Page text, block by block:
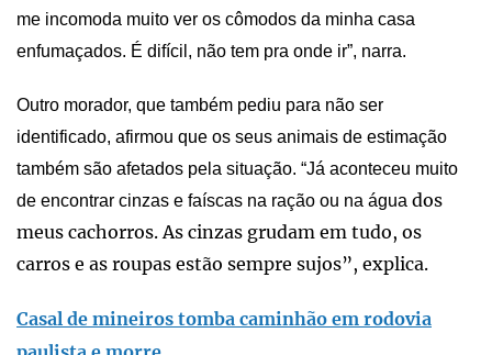
me incomoda muito ver os cômodos da minha casa
enfumaçados. É difícil, não tem pra onde ir”, narra.
Outro morador, que também pediu para não ser
identificado, afirmou que os seus animais de estimação
também são afetados pela situação. “Já aconteceu muito
de encontrar cinzas e faíscas na ração ou na água dos
meus cachorros. As cinzas grudam em tudo, os
carros e as roupas estão sempre sujos”, explica.
Casal de mineiros tomba caminhão em rodovia